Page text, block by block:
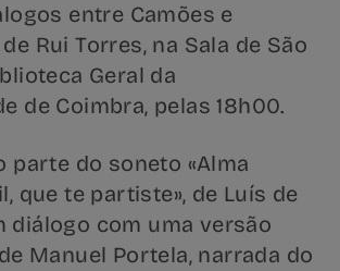
entre Camões e
Rui Torres, na Sala de São
Geral da
de Coimbra, pelas 18h00.
parte do soneto «Alma
que te partiste», de Luís de
diálogo com uma versão
Manuel Portela, narrada do